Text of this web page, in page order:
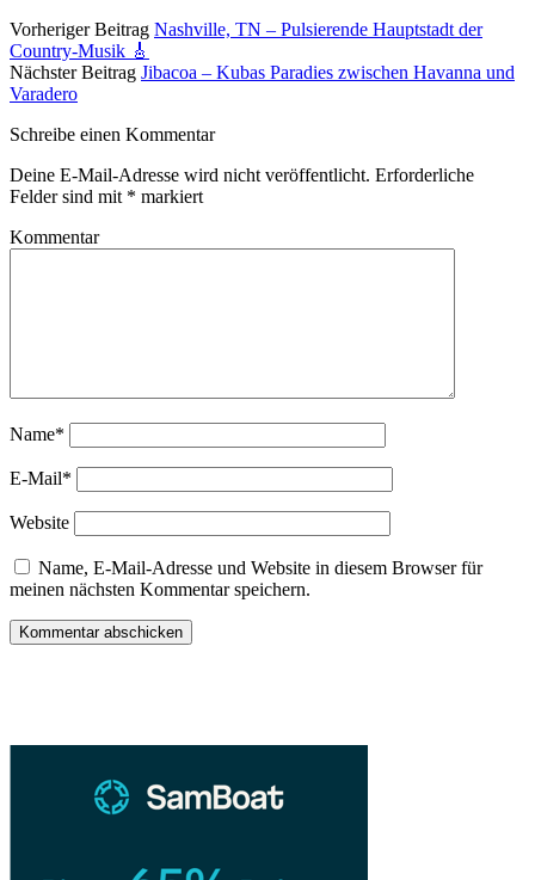
Vorheriger Beitrag Nashville, TN – Pulsierende Hauptstadt der
Country-Musik 🎸
Nächster Beitrag Jibacoa – Kubas Paradies zwischen Havanna und
Varadero
Schreibe einen Kommentar
Deine E-Mail-Adresse wird nicht veröffentlicht. Erforderliche
Felder sind mit * markiert
Kommentar
Name*
E-Mail*
Website
Name, E-Mail-Adresse und Website in diesem Browser für
meinen nächsten Kommentar speichern.